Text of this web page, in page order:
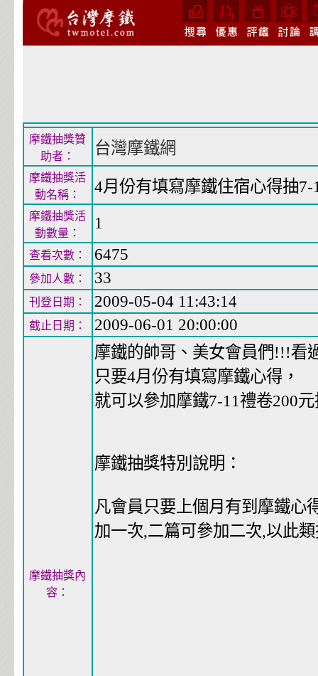
摩鐵抽獎贊
助者：
台灣摩鐵網
摩鐵抽獎活
動名稱：
4月份有填寫摩鐵住宿心得抽7-
摩鐵抽獎活
動數量：
1
查看次數： 6475
參加人數： 33
刊登日期： 2009-05-04 11:43:14
截止日期： 2009-06-01 20:00:00
摩鐵抽獎內
容：
摩鐵的帥哥、美女會員們!!!看
只要4月份有填寫摩鐵心得，
就可以參加摩鐵7-11禮卷200
摩鐵抽獎特別說明：
凡會員只要上個月有到摩鐵心
加一次,二篇可參加二次,以此